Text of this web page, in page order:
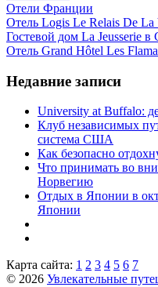
Отели Франции
Отель Logis Le Relais De La
Гостевой дом La Jeusserie
Отель Grand Hôtel Les
Недавние записи
University at Buffalo:
Клуб независимых
система США
Как безопасно
Что принимать во
Норвегию
Отдых в Японии в
Японии
Карта сайта: 1 2 3 4 5 6 7
© 2026 Увлекательные